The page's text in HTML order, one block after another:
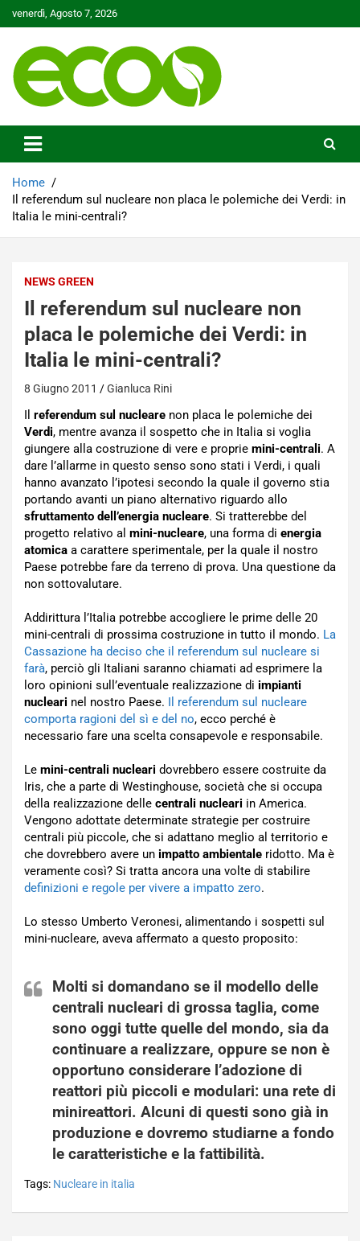
to
venerdì, Agosto 7, 2026
Ecoo.it
Home
Il referendum sul nucleare non placa le polemiche dei Verdi: in
Italia le mini-centrali?
NEWS GREEN
Il referendum sul nucleare non
placa le polemiche dei Verdi: in
Italia le mini-centrali?
8 Giugno 2011 Gianluca Rini
Il referendum sul nucleare non placa le polemiche dei
Verdi, mentre avanza il sospetto che in Italia si voglia
giungere alla costruzione di vere e proprie mini-centrali. A
dare l’allarme in questo senso sono stati i Verdi, i quali
hanno avanzato l’ipotesi secondo la quale il governo stia
portando avanti un piano alternativo riguardo allo
sfruttamento dell’energia nucleare. Si tratterebbe del
progetto relativo al mini-nucleare, una forma di energia
atomica a carattere sperimentale, per la quale il nostro
Paese potrebbe fare da terreno di prova. Una questione da
non sottovalutare.
Addirittura l’Italia potrebbe accogliere le prime delle 20
mini-centrali di prossima costruzione in tutto il mondo. La
Cassazione ha deciso che il referendum sul nucleare si
farà, perciò gli Italiani saranno chiamati ad esprimere la
loro opinioni sull’eventuale realizzazione di impianti
nucleari nel nostro Paese. Il referendum sul nucleare
comporta ragioni del sì e del no, ecco perché è
necessario fare una scelta consapevole e responsabile.
Le mini-centrali nucleari dovrebbero essere costruite da
Iris, che a parte di Westinghouse, società che si occupa
della realizzazione delle centrali nucleari in America.
Vengono adottate determinate strategie per costruire
centrali più piccole, che si adattano meglio al territorio e
che dovrebbero avere un impatto ambientale ridotto. Ma è
veramente così? Si tratta ancora una volte di stabilire
definizioni e regole per vivere a impatto zero.
Lo stesso Umberto Veronesi, alimentando i sospetti sul
mini-nucleare, aveva affermato a questo proposito:
Molti si domandano se il modello delle
centrali nucleari di grossa taglia, come
sono oggi tutte quelle del mondo, sia da
continuare a realizzare, oppure se non è
opportuno considerare l’adozione di
reattori più piccoli e modulari: una rete di
minireattori. Alcuni di questi sono già in
produzione e dovremo studiarne a fondo
le caratteristiche e la fattibilità.
Tags: Nucleare in italia